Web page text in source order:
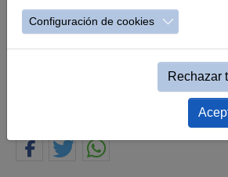
ampliación del Parque
Configuración de cookies
Rechazar